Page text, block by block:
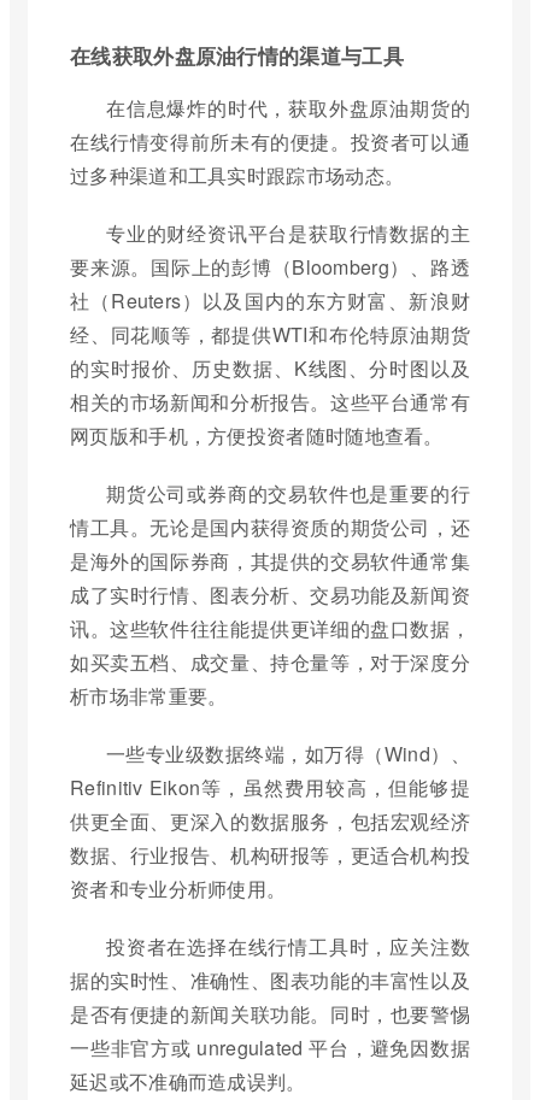
在线获取外盘原油行情的渠道与工具
在信息爆炸的时代，获取外盘原油期货的
在线行情变得前所未有的便捷。投资者可以通
过多种渠道和工具实时跟踪市场动态。
专业的财经资讯平台是获取行情数据的主
要来源。国际上的彭博（Bloomberg）、路透
社（Reuters）以及国内的东方财富、新浪财
经、同花顺等，都提供WTI和布伦特原油期货
的实时报价、历史数据、K线图、分时图以及
相关的市场新闻和分析报告。这些平台通常有
网页版和手机，方便投资者随时随地查看。
期货公司或券商的交易软件也是重要的行
情工具。无论是国内获得资质的期货公司，还
是海外的国际券商，其提供的交易软件通常集
成了实时行情、图表分析、交易功能及新闻资
讯。这些软件往往能提供更详细的盘口数据，
如买卖五档、成交量、持仓量等，对于深度分
析市场非常重要。
一些专业级数据终端，如万得（Wind）、
Refinitiv Eikon等，虽然费用较高，但能够提
供更全面、更深入的数据服务，包括宏观经济
数据、行业报告、机构研报等，更适合机构投
资者和专业分析师使用。
投资者在选择在线行情工具时，应关注数
据的实时性、准确性、图表功能的丰富性以及
是否有便捷的新闻关联功能。同时，也要警惕
一些非官方或 unregulated 平台，避免因数据
延迟或不准确而造成误判。